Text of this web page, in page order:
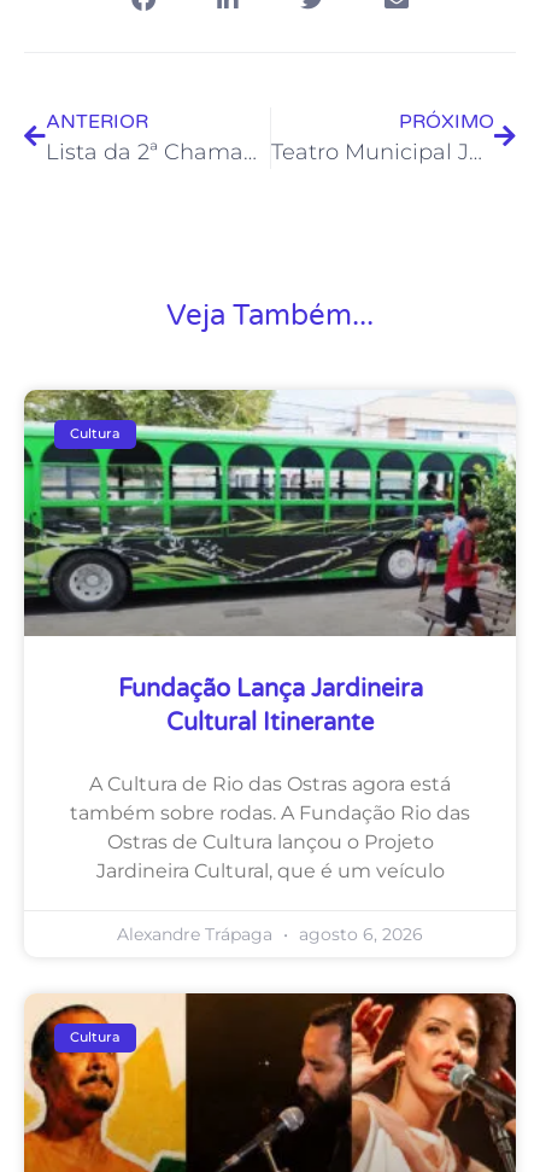
ANTERIOR
Lista da 2ª Chamada da Onda foi divulgada e candidatos têm até dia 13 para efetivar a matrícula
PRÓXIMO
Teatro Municipal Joel Barcellos apresenta musical infantil neste sábado
Veja Também...
Cultura
Fundação Lança Jardineira
Cultural Itinerante
A Cultura de Rio das Ostras agora está
também sobre rodas. A Fundação Rio das
Ostras de Cultura lançou o Projeto
Jardineira Cultural, que é um veículo
Alexandre Trápaga agosto 6, 2026
Cultura